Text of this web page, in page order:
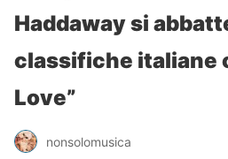
Haddaway si
classifiche italiane
Love”
nonsolomusica